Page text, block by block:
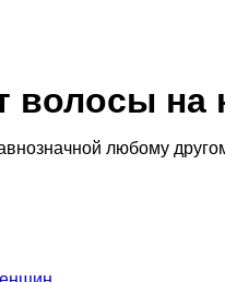
волосы на
любому